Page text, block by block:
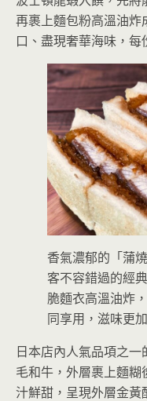
再裹上麵包粉高溫油炸
口、盡現奢華海味，每
香氣濃郁的「蒲
客不容錯過的經
脆麵衣高溫油炸
同享用，滋味更
日本店內人氣品項之
毛和牛，外層裹上麵
汁鮮甜，呈現外層金